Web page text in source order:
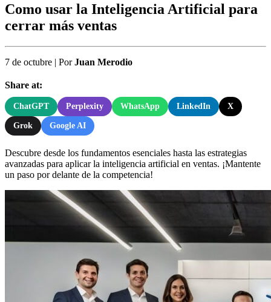
Como usar la Inteligencia Artificial para
cerrar más ventas
7 de octubre | PorJuan Merodio
Share at:
ChatGPT Perplexity WhatsApp LinkedIn X
Grok Google AI
Descubre desde los fundamentos esenciales hasta las estrategias
avanzadas para aplicar la inteligencia artificial en ventas. ¡Mantente
un paso por delante de la competencia!